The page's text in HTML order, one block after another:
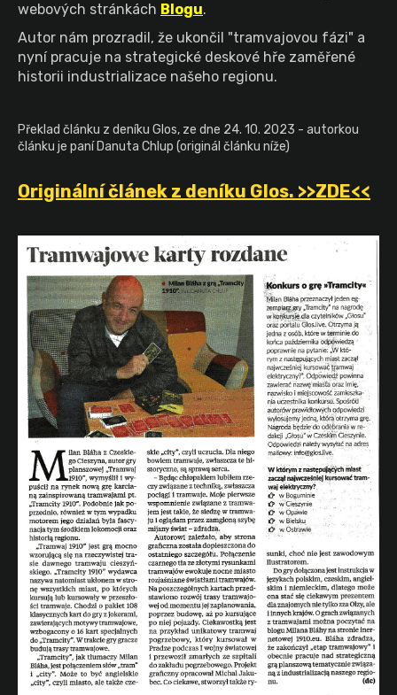
webových stránkách Blogu.
Autor nám prozradil, že ukončil "tramvajovou fázi" a
nyní pracuje na strategické deskové hře zaměřené
historii industrializace našeho regionu.
Překlad článku z deníku Glos, ze dne 24. 10. 2023 - autorkou
článku je paní Danuta Chlup (originál článku níže)
Originální článek z deníku Glos. >>ZDE<<